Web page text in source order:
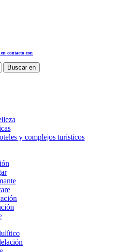
en contacto con
Buscar en
y complejos turísticos